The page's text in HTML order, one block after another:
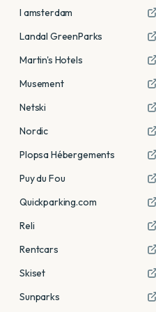
I amsterdam
Landal GreenParks
Martin's Hotels
Musement
Netski
Nordic
Plopsa Hébergements
Puy du Fou
Quickparking.com
Reli
Rentcars
Skiset
Sunparks